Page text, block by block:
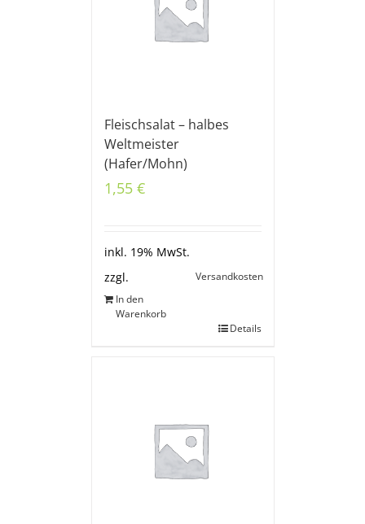
Fleischsalat – halbes
Weltmeister
(Hafer/Mohn)
1,55 €
inkl. 19% MwSt.
zzgl.
Versandkosten
In den
Warenkorb
Details